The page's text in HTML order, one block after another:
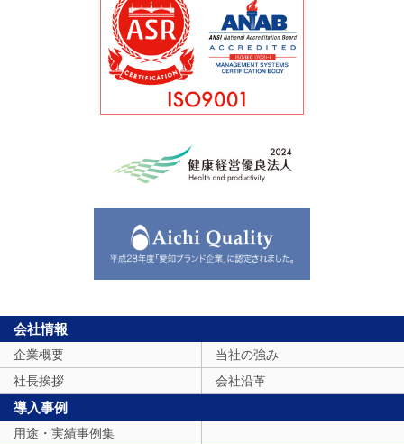
会社情報
企業概要
当社の強み
社長挨拶
会社沿革
導入事例
用途・実績事例集